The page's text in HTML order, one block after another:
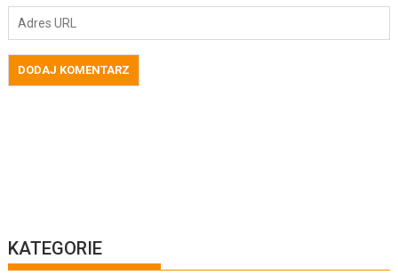
KATEGORIE